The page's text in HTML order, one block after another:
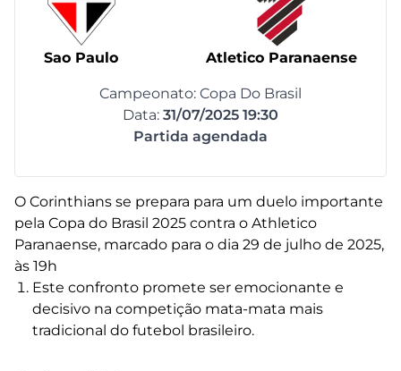
Sao Paulo Atletico Paranaense
Campeonato: Copa Do Brasil
Data: 31/07/2025 19:30
Partida agendada
O Corinthians se prepara para um duelo importante
pela Copa do Brasil 2025 contra o Athletico
Paranaense, marcado para o dia 29 de julho de 2025,
às 19h
Este confronto promete ser emocionante e
decisivo na competição mata-mata mais
tradicional do futebol brasileiro.